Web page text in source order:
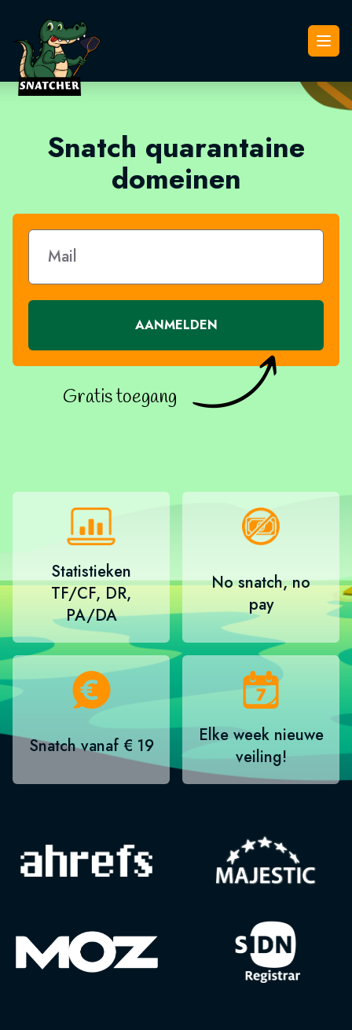
Snatcher
Snatch quarantaine
domeinen
AANMELDEN
Gratis toegang
Statistieken
TF/CF, DR,
PA/DA
No snatch, no
pay
Snatch vanaf € 19
Elke week nieuwe
veiling!